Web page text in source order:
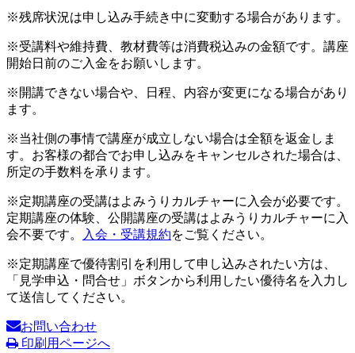
※残席状況は申し込み手続き中に変動する場合があります。
※受講料や維持費、教材費等は消費税込みの金額です。講座
開始日前のご入金をお願いします。
※開講できない場合や、日程、内容が変更になる場合があり
ます。
※当社側の事情で講座が成立しない場合は全額を返金しま
す。お客様の都合でお申し込みをキャンセルされた場合は、
所定の手数料を承ります。
※定期講座の受講はよみうりカルチャーに入会が必要です。
定期講座の体験、公開講座の受講はよみうりカルチャーに入
会不要です。
入会・受講規約をご覧ください。
※定期講座で優待割引を利用して申し込みされたい方は、
「見学申込・問合せ」ボタンから利用したい優待名を入力し
て送信してください。
お問い合わせ
印刷用ページへ